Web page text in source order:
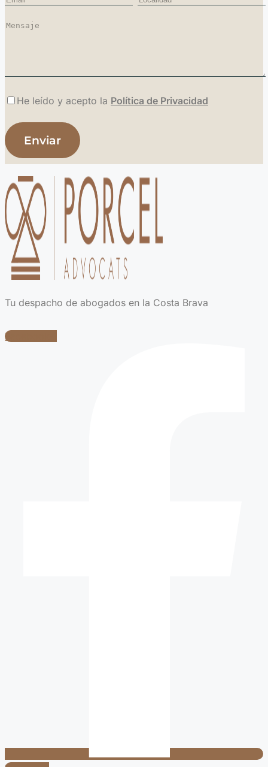
He leído y acepto la Política de Privacidad
Tu despacho de abogados en la Costa Brava
Facebook-f